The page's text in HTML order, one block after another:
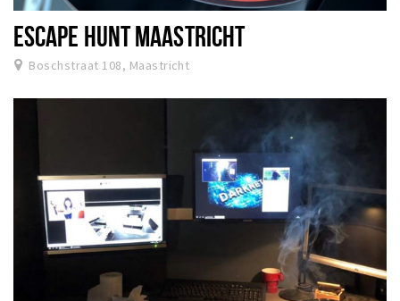
ESCAPE HUNT MAASTRICHT
Boschstraat 108, Maastricht